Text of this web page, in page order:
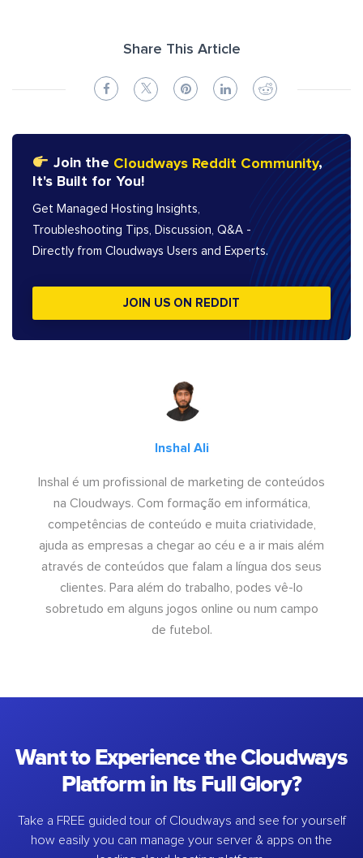
Share This Article
Join the Cloudways Reddit Community,
It's Built for You!
Get Managed Hosting Insights,
Troubleshooting Tips, Discussion, Q&A -
Directly from Cloudways Users and Experts.
JOIN US ON REDDIT
Inshal Ali
Inshal é um profissional de marketing de conteúdos
na Cloudways. Com formação em informática,
competências de conteúdo e muita criatividade,
ajuda as empresas a chegar ao céu e a ir mais além
através de conteúdos que falam a língua dos seus
clientes. Para além do trabalho, podes vê-lo
sobretudo em alguns jogos online ou num campo
de futebol.
Want to Experience the Cloudways
Platform in Its Full Glory?
Take a FREE guided tour of Cloudways and see for yourself
how easily you can manage your server & apps on the